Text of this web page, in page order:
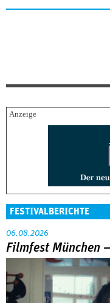
FESTIVALBERICHTE
06.08.2026
Filmfest München